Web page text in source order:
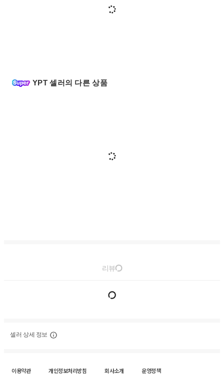
YPT 셀러의 다른 상품
리뷰
셀러 상세 정보
이용약관 개인정보처리방침 회사소개
운영정책